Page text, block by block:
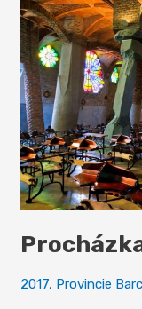
2017, Provincie